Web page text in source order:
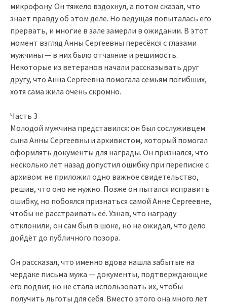
микрофону. Он тяжело вздохнул, а потом сказал, что
знает правду об этом деле. Но ведущая попыталась его
прервать, и многие в зале замерли в ожидании. В этот
момент взгляд Анны Сергеевны пересёкся с глазами
мужчины — в них было отчаяние и решимость.
Некоторые из ветеранов начали рассказывать друг
другу, что Анна Сергеевна помогала семьям погибших,
хотя сама жила очень скромно.
Часть 3
Молодой мужчина представился: он был сослуживцем
сына Анны Сергеевны и архивистом, который помогал
оформлять документы для награды. Он признался, что
несколько лет назад допустил ошибку при переписке с
архивом: не приложил одно важное свидетельство,
решив, что оно не нужно. Позже он пытался исправить
ошибку, но побоялся признаться самой Анне Сергеевне,
чтобы не расстраивать её. Узнав, что награду
отклонили, он сам был в шоке, но не ожидал, что дело
дойдёт до публичного позора.
Он рассказал, что именно вдова нашла забытые на
чердаке письма мужа — документы, подтверждающие
его подвиг, но не стала использовать их, чтобы
получить льготы для себя. Вместо этого она много лет